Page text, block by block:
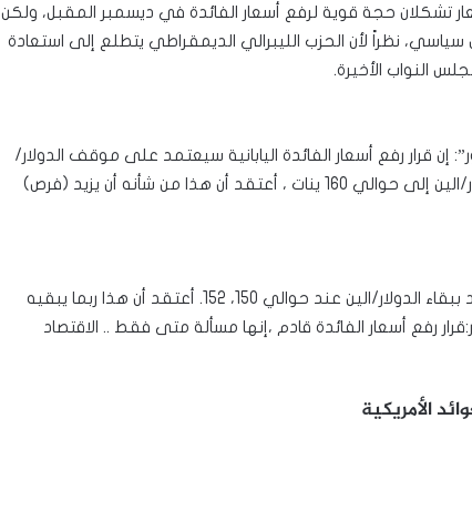
تشكلان حجة قوية لرفع أسعار الفائدة في ديسمبر المقبل، ولكن
نظراً لأن الحزب الليبرالي الديمقراطي يتطلع إلى استعادة
النواب الأخيرة.
قرار رفع أسعار الفائدة اليابانية سيعتمد على موقف الدولار/
الين إلى حد ما.وأضاف سيكامور :إذا ارتفع الدولار/الين إلى حوالي 160 ينات ، أعتقد أن هذا من شأنه أن يزيد (فرص)
•وأوضح سيكامور: أعتقد أنه ربما ليس غير سعيد ببقاء الدولار/الين عند حوالي 150، 152. أعتقد أن هذا ربما يبقيه
رفع أسعار الفائدة قادم ،إنها مسألة متى فقط .. الاقتصاد